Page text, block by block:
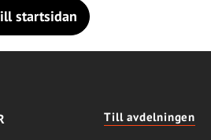
startsidan
Till avdelningen